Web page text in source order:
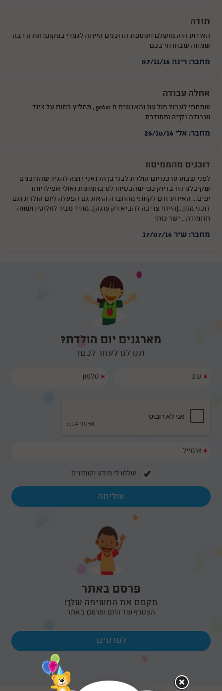
תודה
האירוע היה מושלם ותוספת הדוכנים הייתה לגמרי במקום! תודה רבה
שמחה שבחרתי בכם
מחבר: רינה 07/11/16
אחלה עבודה
שמחתי לעבוד מול עוז והאנשים מ gofun , ממליץ בחום על ציוד
ועבודה נקייה ומסודרת.
מחבר: אלי 26/10/16
דוכנים מהממים!!
לפני שבוע ערכנו יום הולדת לבני בן ה7 ואני רוצה להגיד שהדוכנים
שקיבלנו היו בדיוק כפי שהבטיחו לנו בתמונות ואולי אפילו יותר
יפים... האירוע זרם לקחתי מהחברה הזאת גם הפעלה ליום הולדת וגם
דוכני מזון...(הייתי צריכה להביא רק עוגה).. מחיר סביר לחלוטין ושווה
תתמורה... ישר כוח!
מחבר: שיר 17/07/16
מארגנים יום הולדת?
תנו לנו לעזור לכם!
*
*
*
שלחו לי מידע וקופונים
פרסם באתר
מקסם את החשיפה שלך!
הצטרף עוד היום ופרסם באתר
לפרטים